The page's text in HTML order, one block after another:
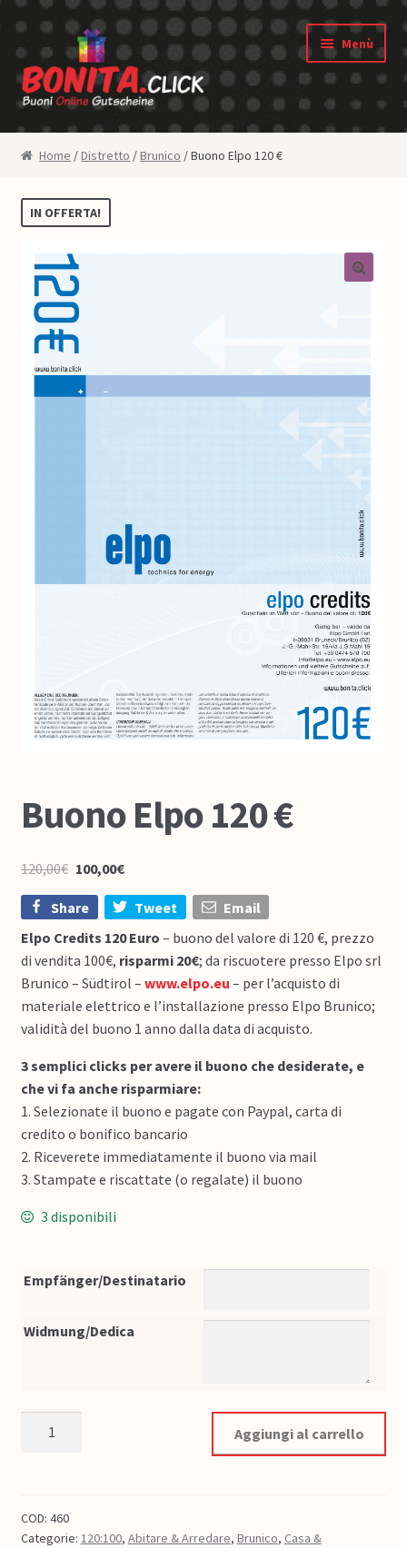
Vai alla navigazione
Vai al contenuto Menù
Shop
Diritto di revoca
Privacy
Condizioni generali
Chi siamo
Home /Distretto /Brunico / Buono Elpo 120 €
IN OFFERTA!
Buono Elpo 120 €
120,00€ 100,00€
Share Tweet
Email
Elpo Credits 120 Euro – buono del valore di 120 €, prezzo
di vendita 100€, risparmi 20€; da riscuotere presso Elpo srl
Brunico – Südtirol – www.elpo.eu – per l’acquisto di
materiale elettrico e l’installazione presso Elpo Brunico;
validità del buono 1 anno dalla data di acquisto.
3 semplici clicks per avere il buono che desiderate, e
che vi fa anche risparmiare:
1. Selezionate il buono e pagate con Paypal, carta di
credito o bonifico bancario
2. Riceverete immediatamente il buono via mail
3. Stampate e riscattate (o regalate) il buono
3 disponibili
Empfänger/Destinatario
Widmung/Dedica
Buono Elpo 120 € quantità
Aggiungi al carrello
COD: 460
Categorie: 120:100, Abitare & Arredare, Brunico, Casa &